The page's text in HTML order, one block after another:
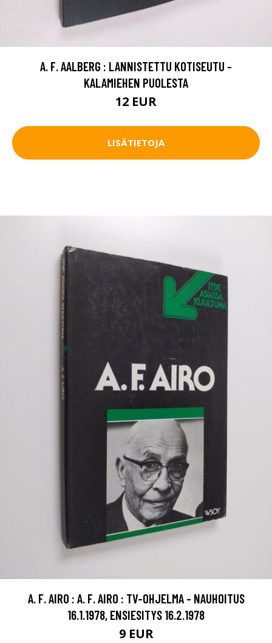
A. F. AALBERG : LANNISTETTU KOTISEUTU -
KALAMIEHEN PUOLESTA
12 EUR
LISÄTIETOJA
A. F. AIRO : A. F. AIRO : TV-OHJELMA - NAUHOITUS
16.1.1978, ENSIESITYS 16.2.1978
9 EUR